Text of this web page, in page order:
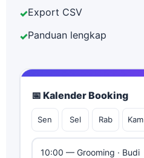
✓Export CSV
✓Panduan lengkap
📅 Kalender Booking
Sen Sel Rab Kam
10:00 — Grooming · Budi